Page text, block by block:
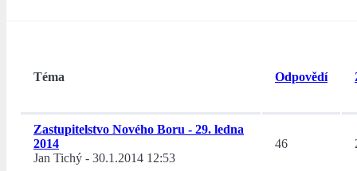
Téma Odpovědí
Zastupitelstvo Nového Boru - 29. ledna
2014
Jan Tichý - 30.1.2014 12:53
46